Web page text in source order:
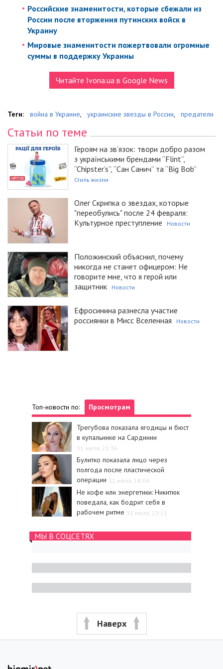
Российские знаменитости, которые сбежали из
России после вторжения путинских войск в
Украину
Мировые знаменитости пожертвовали огромные
суммы в поддержку Украины
Читайте Ivona.ua в Google News
Теги: война в Украине, украинские звезды в России, предатели
Статьи по теме
Героям на зв’язок: твори добро разом
з українськими брендами “Flint”,
“Chipster’s”, “Сан Санич” та “Big Bob”
Стиль жизни
Олег Скрипка о звездах, которые
"переобулись" после 24 февраля:
Культурное преступление
Новости
Положинский объяснил, почему
никогда не станет офицером: Не
говорите мне, что я герой или
защитник
Новости
Ефросинина разнесла участие
россиянки в Мисс Вселенная
Новости
Топ-новости по: Просмотрам
Трегубова показала ягодицы и бюст
в купальнике на Сардинии
31 июля, 21:36
Булитко показала лицо через
полгода после пластической
операции 31 июля, 18:04
Не кофе или энергетики: Никитюк
поведала, как бодрит себя в
рабочем ритме 31 июля, 23:11
МЫ В СОЦСЕТЯХ
Наверх